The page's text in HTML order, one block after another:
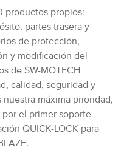
productos propios:
partes trasera y
de protección,
y modificación del
de SW-MOTECH
calidad, seguridad y
máxima prioridad,
por el primer soporte
QUICK-LOCK para